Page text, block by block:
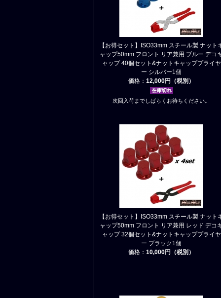
【お得セット】ISO33mm スチール製 ナット
ャップ50mm フロント リア兼用 ブルー デコ
ャップ 40個セット&ナットキャッププライヤ
ー シルバー1個
価格： 12,000円（税別）
次回入荷までしばらくお待ちください。
【お得セット】ISO33mm スチール製 ナット
ャップ50mm フロント リア兼用 レッド デコ
ャップ 32個セット&ナットキャッププライヤ
ー ブラック1個
価格： 10,000円（税別）